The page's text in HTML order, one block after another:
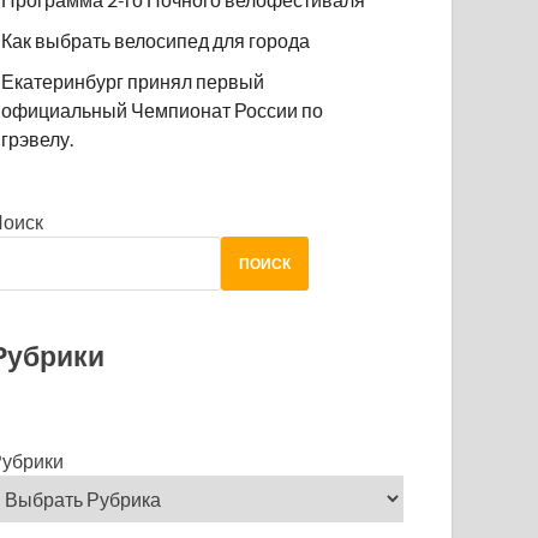
Как выбрать велосипед для города
Екатеринбург принял первый
официальный Чемпионат России по
грэвелу.
ПОИСК